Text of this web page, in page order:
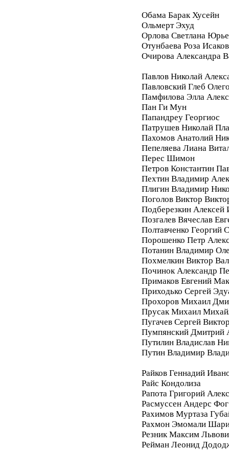
Обама Барак Хусейн
Ольмерт Эхуд
Орлова Светлана
Отунбаева Роза
Очирова Александра
Павлов Николай
Павловский Глеб
Памфилова Элла
Пан Ги Мун
Папандреу Георгиос
Патрушев Николай
Пахомов Анатолий
Пепеляева Лиана
Перес Шимон
Петров Константин
Пехтин Владимир
Плигин Владимир
Поголов Виктор
Подберезкин Алексей
Позгалев Вячеслав
Полтавченко Георгий
Порошенко Петр
Потанин Владимир
Похмелкин Виктор
Починок Александр
Примаков Евгений
Приходько Сергей
Прохоров Михаил
Прусак Михаил
Пугачев Сергей
Пумпянский Дмитрий
Путилин Владислав
Путин Владимир
Райков Геннадий
Райс Кондолиза
Рапота Григорий
Расмуссен Андерс Фог
Рахимов Муртаза
Рахмон Эмомали
Резник Максим
Рейман Леонид